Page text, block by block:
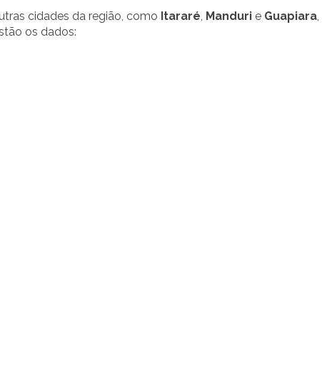
cidades da região, como Itararé, Manduri e Guapiara,
os dados: